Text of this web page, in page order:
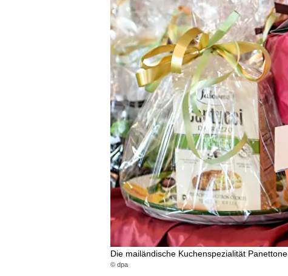
Die mailändische Kuchenspezialität Panettone
© dpa